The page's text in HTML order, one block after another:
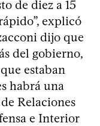
de diez a 15
explicó
dijo que
del gobierno,
estaban
habrá una
Relaciones
e Interior